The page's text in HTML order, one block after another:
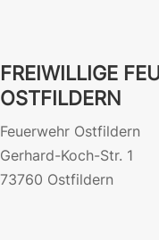
FREIWILLIGE
OSTFILDERN
Feuerwehr Ostfildern
Gerhard-Koch-Str. 1
73760 Ostfildern